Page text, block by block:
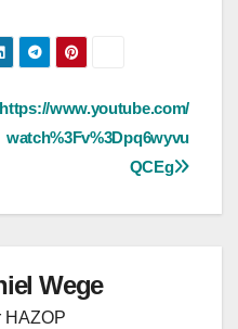
https://www.youtube.com/
watch%3Fv%3Dpq6wyvu
QCEg
Wege
HAZOP